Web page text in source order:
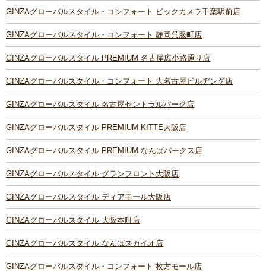
GINZAグローバルスタイル・コンフォート ビックカメラ千葉駅前店
GINZAグローバルスタイル・コンフォート 静岡呉服町店
GINZAグローバルスタイル PREMIUM 名古屋広小路通り店
GINZAグローバルスタイル・コンフォート 大名古屋ビルヂング店
GINZAグローバルスタイル 名古屋セントラルパーク店
GINZAグローバルスタイル PREMIUM KITTE大阪店
GINZAグローバルスタイル PREMIUM なんばパークス店
GINZAグローバルスタイル グランフロント大阪店
GINZAグローバルスタイル ディアモール大阪店
GINZAグローバルスタイル 大阪本町店
GINZAグローバルスタイル なんばスカイオ店
GINZAグローバルスタイル・コンフォート 枚方モール店